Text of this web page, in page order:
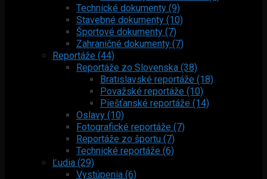
Technické dokumenty (9)
Stavebné dokumenty (10)
Športové dokumenty (7)
Zahraničné dokumenty (7)
Reportáže (44)
Reportáže zo Slovenska (38)
Bratislavské reportáže (18)
Považské reportáže (10)
Piešťanské reportáže (14)
Oslavy (10)
Fotografické reportáže (7)
Reportáže zo športu (7)
Technické reportáže (6)
Ľudia (29)
Vystúpenia (6)